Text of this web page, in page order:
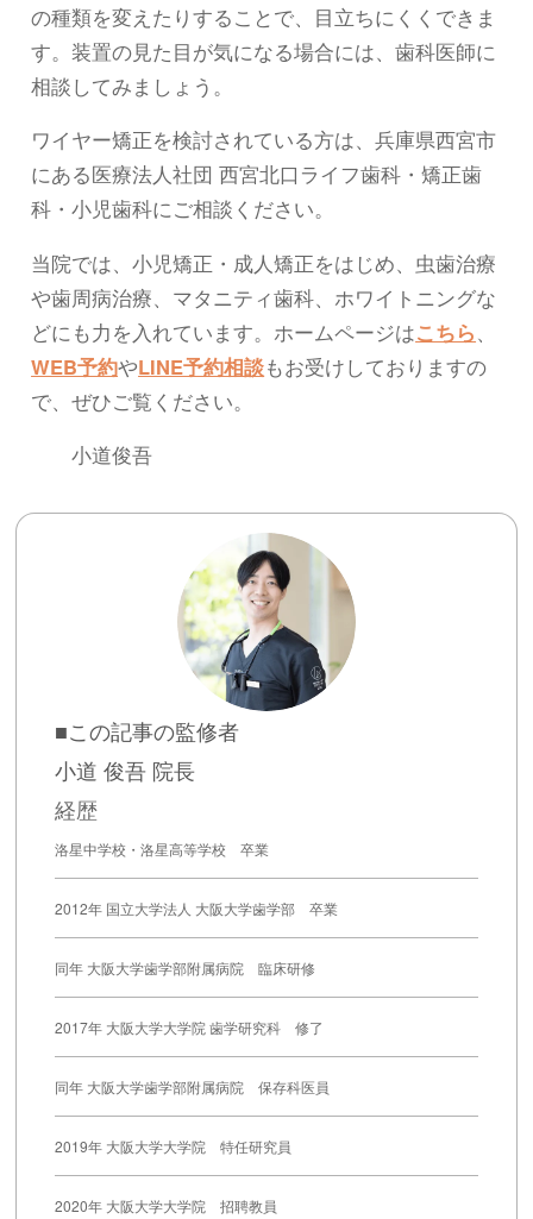
の種類を変えたりすることで、目立ちにくくできま
す。装置の見た目が気になる場合には、歯科医師に
相談してみましょう。
ワイヤー矯正を検討されている方は、兵庫県西宮市
にある医療法人社団 西宮北口ライフ歯科・矯正歯
科・小児歯科にご相談ください。
当院では、小児矯正・成人矯正をはじめ、虫歯治療
や歯周病治療、マタニティ歯科、ホワイトニングな
どにも力を入れています。ホームページはこちら、
WEB予約やLINE予約相談もお受けしておりますの
で、ぜひご覧ください。
小道俊吾
■この記事の監修者
小道 俊吾 院長
経歴
洛星中学校・洛星高等学校 卒業
2012年 国立大学法人 大阪大学歯学部 卒業
同年 大阪大学歯学部附属病院 臨床研修
2017年 大阪大学大学院 歯学研究科 修了
同年 大阪大学歯学部附属病院 保存科医員
2019年 大阪大学大学院 特任研究員
2020年 大阪大学大学院 招聘教員